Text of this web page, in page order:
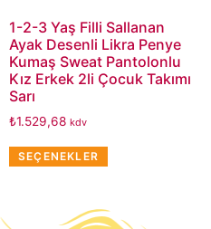
1-2-3 Yaş Filli Sallanan
Ayak Desenli Likra Penye
Kumaş Sweat Pantolonlu
Kız Erkek 2li Çocuk Takımı
Sarı
₺1.529,68 kdv
SEÇENEKLER